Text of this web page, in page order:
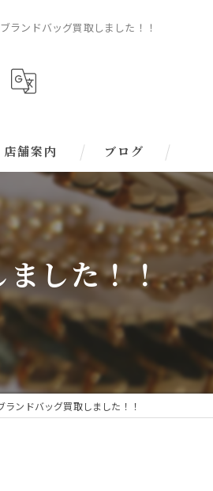
ンドバッグ買取しました！！
店舗案内 ブログ
した！！
ンドバッグ買取しました！！